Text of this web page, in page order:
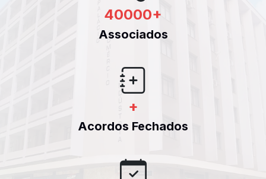
40000+
Associados
+
Acordos Fechados